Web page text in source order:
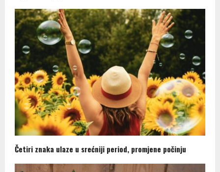
Četiri znaka ulaze u srećniji period, promjene počinju